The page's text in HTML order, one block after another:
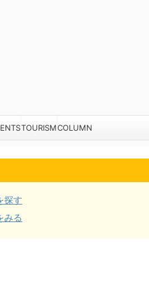
TOURISMCOLUMN
探す
みる